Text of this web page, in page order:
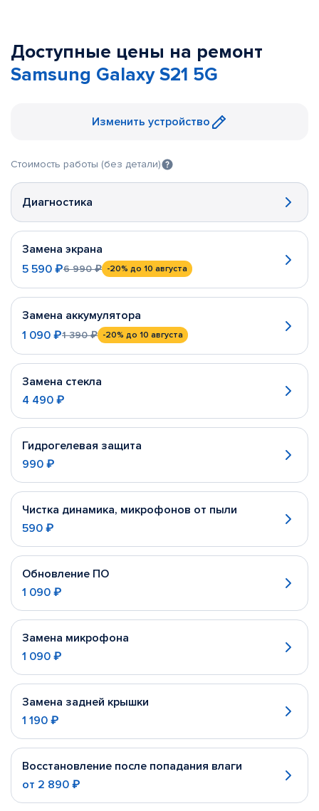
Доступные цены на ремонт
Samsung Galaxy S21 5G
Изменить устройство
Стоимость работы (без детали)
Диагностика
Замена экрана
5 590 ₽6 990 ₽ -20% до 10 августа
Замена аккумулятора
1 090 ₽1 390 ₽ -20% до 10 августа
Замена стекла
4 490 ₽
Гидрогелевая защита
990 ₽
Чистка динамика, микрофонов от пыли
590 ₽
Обновление ПО
1 090 ₽
Замена микрофона
1 090 ₽
Замена задней крышки
1 190 ₽
Восстановление после попадания влаги
от 2 890 ₽